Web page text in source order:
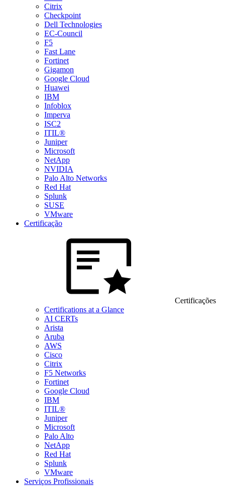
Citrix
Checkpoint
Dell Technologies
EC-Council
F5
Fast Lane
Fortinet
Gigamon
Google Cloud
Huawei
IBM
Infoblox
Imperva
ISC2
ITIL®
Juniper
Microsoft
NetApp
NVIDIA
Palo Alto Networks
Red Hat
Splunk
SUSE
VMware
Certificação
Certificações
Certifications at a Glance
AI CERTs
Arista
Aruba
AWS
Cisco
Citrix
F5 Networks
Fortinet
Google Cloud
IBM
ITIL®
Juniper
Microsoft
Palo Alto
NetApp
Red Hat
Splunk
VMware
Serviços Profissionais